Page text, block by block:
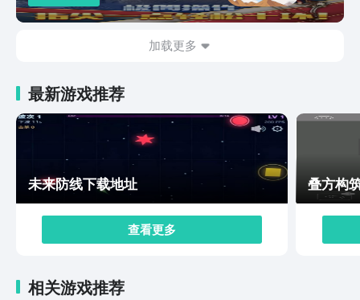
加载更多
最新游戏推荐
未来防线下载地址
查看更多
叠方构
相关游戏推荐